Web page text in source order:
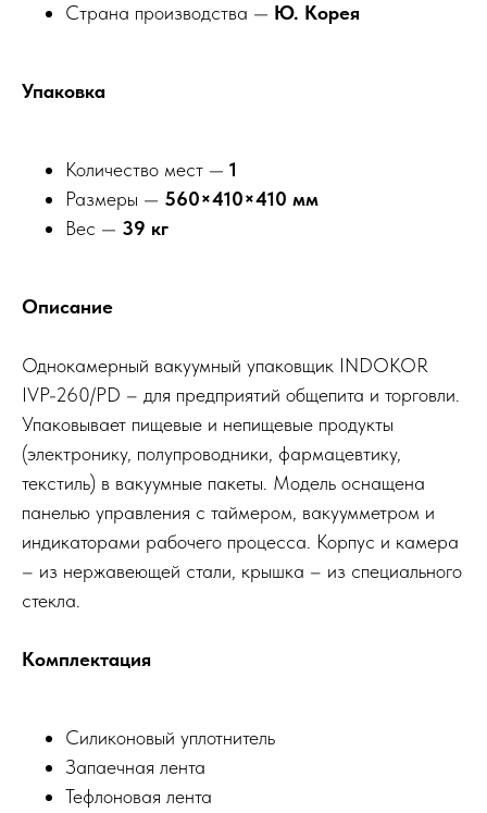
Страна производства — Ю. Корея
Упаковка
Количество мест — 1
Размеры — 560×410×410 мм
Вес — 39 кг
Описание
Однокамерный вакуумный упаковщик INDOKOR
IVP-260/PD – для предприятий общепита и торговли.
Упаковывает пищевые и непищевые продукты
(электронику, полупроводники, фармацевтику,
текстиль) в вакуумные пакеты. Модель оснащена
панелью управления с таймером, вакуумметром и
индикаторами рабочего процесса. Корпус и камера
– из нержавеющей стали, крышка – из специального
стекла.
Комплектация
Силиконовый уплотнитель
Запаечная лента
Тефлоновая лента